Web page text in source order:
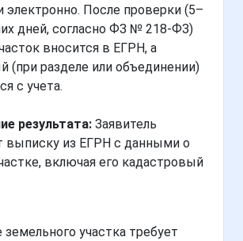
После проверки (5–
дней, согласно ФЗ № 218-ФЗ)
вносится в ЕГРН, а
(при разделе или объединении)
с учета.
результата: Заявитель
выписку из ЕГРН с данными о
включая его кадастровый
участка требует